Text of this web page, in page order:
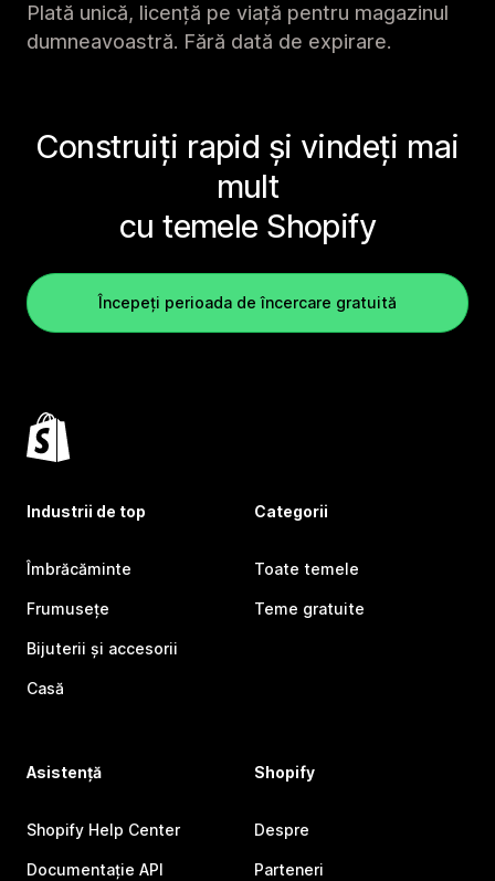
Plată unică, licență pe viață pentru magazinul
dumneavoastră. Fără dată de expirare.
Construiți rapid și vindeți mai
mult
cu temele Shopify
Începeți perioada de încercare gratuită
Industrii de top
Îmbrăcăminte
Frumusețe
Bijuterii și accesorii
Casă
Categorii
Toate temele
Teme gratuite
Asistență
Shopify Help Center
Documentație API
Shopify
Despre
Parteneri